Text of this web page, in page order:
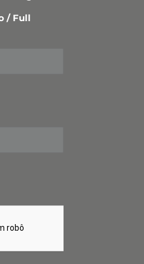
/ Full